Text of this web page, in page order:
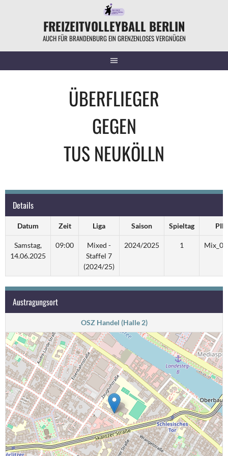
FREIZEITVOLLEYBALL BERLIN
AUCH FÜR BRANDENBURG EIN GRENZENLOSES VERGNÜGEN
ÜBERFLIEGER
GEGEN
TUS NEUKÖLLN
Details
Datum Zeit Liga Saison Spieltag PIN
Samstag,
14.06.2025
09:00
Mixed -
Staffel 7
(2024/25)
2024/2025 1
Austragungsort
OSZ Handel (Halle 2)